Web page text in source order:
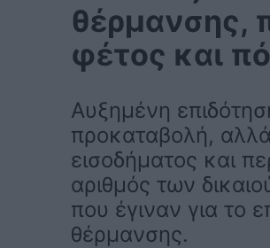
θέρμανσης,
φέτος και
Αυξημένη
προκαταβολή,
εισοδήματος και
αριθμός των
που έγιναν για το
θέρμανσης.